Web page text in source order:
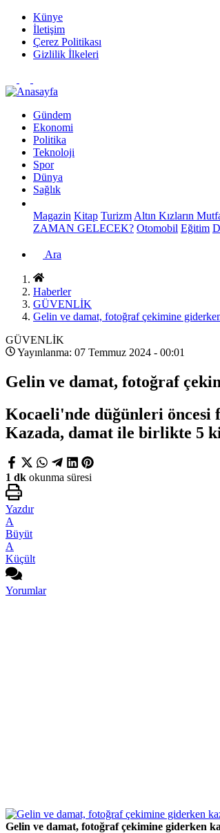
Künye
İletişim
Çerez Politikası
Gizlilik İlkeleri
Gündem
Ekonomi
Politika
Teknoloji
Spor
Dünya
Sağlık
Magazin Kitap Turizm Altın Kızların
ZAMAN GELECEK? Otomobil Eğitim
Ara
Haberler
GÜVENLİK
Gelin ve damat, fotoğraf çekimine
GÜVENLİK
Yayınlanma: 07 Temmuz 2024 - 00:01
Gelin ve damat, fotoğraf
Kocaeli'nde düğünleri öncesi
Kazada, damat ile birlikte 5
1 dk okunma süresi
Yazdır
A
Büyüt
A
Küçült
Yorumlar
Gelin ve damat, fotoğraf çekimine giderken